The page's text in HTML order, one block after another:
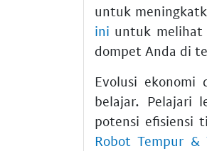
untuk
ini untuk melihat
dompet Anda di
Evolusi
belajar. Pelajari
potensi efisiensi
Robot Tempur &